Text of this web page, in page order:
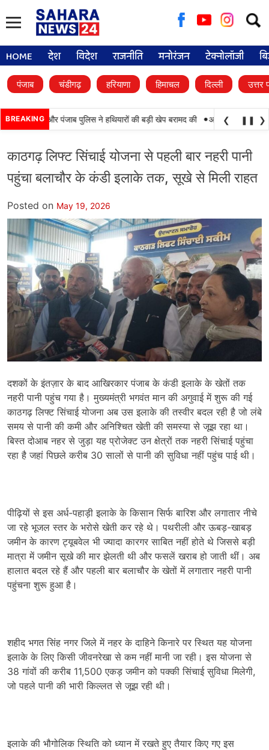
for:
HOME देश विदेश राजनीति मनोरंजन टेक्नोलॉजी
पंजाब चंडीगढ़ हरियाणा हिमाचल दिल्ली उत्तर
BREAKING
BSF और पंजाब पुलिस ने हथियारों की बड़ी खेप बरामद की • अमन अरोड़ा ने
❮ ❚❚ ❯
काठगढ़ लिफ्ट सिंचाई योजना से पहली बार नहरी पानी
पहुंचा बलाचौर के कंडी इलाके तक, सूखे से मिली राहत
Posted on May 19, 2026
दशकों के इंतज़ार के बाद आखिरकार पंजाब के कंडी इलाके के खेतों तक
नहरी पानी पहुंच गया है। मुख्यमंत्री भगवंत मान की अगुवाई में शुरू की गई
काठगढ़ लिफ्ट सिंचाई योजना अब उस इलाके की तस्वीर बदल रही है जो लंबे
समय से पानी की कमी और अनिश्चित खेती की समस्या से जूझ रहा था।
बिस्त दोआब नहर से जुड़ा यह प्रोजेक्ट उन क्षेत्रों तक नहरी सिंचाई पहुंचा
रहा है जहां पिछले करीब 30 सालों से पानी की सुविधा नहीं पहुंच पाई थी।
पीढ़ियों से इस अर्ध-पहाड़ी इलाके के किसान सिर्फ बारिश और लगातार नीचे
जा रहे भूजल स्तर के भरोसे खेती कर रहे थे। पथरीली और ऊबड़-खाबड़
जमीन के कारण ट्यूबवेल भी ज्यादा कारगर साबित नहीं होते थे जिससे बड़ी
मात्रा में जमीन सूखे की मार झेलती थी और फसलें खराब हो जाती थीं। अब
हालात बदल रहे हैं और पहली बार बलाचौर के खेतों में लगातार नहरी पानी
पहुंचना शुरू हुआ है।
शहीद भगत सिंह नगर जिले में नहर के दाहिने किनारे पर स्थित यह योजना
इलाके के लिए किसी जीवनरेखा से कम नहीं मानी जा रही। इस योजना से
38 गांवों की करीब 11,500 एकड़ जमीन को पक्की सिंचाई सुविधा मिलेगी,
जो पहले पानी की भारी किल्लत से जूझ रही थी।
इलाके की भौगोलिक स्थिति को ध्यान में रखते हुए तैयार किए गए इस